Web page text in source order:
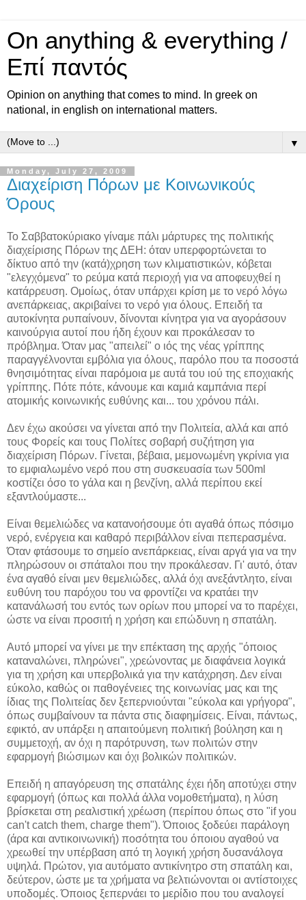
On anything & everything /
Επί παντός
Opinion on anything that comes to mind. In greek on
national, in english on international matters.
▼
Monday, July 27, 2009
Διαχείριση Πόρων με Κοινωνικούς
Όρους
Το Σαββατοκύριακο γίναμε πάλι μάρτυρες της πολιτικής
διαχείρισης Πόρων της ΔΕΗ: όταν υπερφορτώνεται το
δίκτυο από την (κατά)χρηση των κλιματιστικών, κόβεται
"ελεγχόμενα" το ρεύμα κατά περιοχή για να αποφευχθεί η
κατάρρευση. Ομοίως, όταν υπάρχει κρίση με το νερό λόγω
ανεπάρκειας, ακριβαίνει το νερό για όλους. Επειδή τα
αυτοκίνητα ρυπαίνουν, δίνονται κίνητρα για να αγοράσουν
καινούργια αυτοί που ήδη έχουν και προκάλεσαν το
πρόβλημα. Όταν μας "απειλεί" ο ιός της νέας γρίππης
παραγγέλνονται εμβόλια για όλους, παρόλο που τα ποσοστά
θνησιμότητας είναι παρόμοια με αυτά του ιού της εποχιακής
γρίππης. Πότε πότε, κάνουμε και καμιά καμπάνια περί
ατομικής κοινωνικής ευθύνης και... του χρόνου πάλι.
Δεν έχω ακούσει να γίνεται από την Πολιτεία, αλλά και από
τους Φορείς και τους Πολίτες σοβαρή συζήτηση για
διαχείριση Πόρων. Γίνεται, βέβαια, μεμονωμένη γκρίνια για
το εμφιαλωμένο νερό που στη συσκευασία των 500ml
κοστίζει όσο το γάλα και η βενζίνη, αλλά περίπου εκεί
εξαντλούμαστε...
Είναι θεμελιώδες να κατανοήσουμε ότι αγαθά όπως πόσιμο
νερό, ενέργεια και καθαρό περιβάλλον είναι πεπερασμένα.
Όταν φτάσουμε το σημείο ανεπάρκειας, είναι αργά για να την
πληρώσουν οι σπάταλοι που την προκάλεσαν. Γι' αυτό, όταν
ένα αγαθό είναι μεν θεμελιώδες, αλλά όχι ανεξάντλητο, είναι
ευθύνη του παρόχου του να φροντίζει να κρατάει την
κατανάλωσή του εντός των ορίων που μπορεί να το παρέχει,
ώστε να είναι προσιτή η χρήση και επώδυνη η σπατάλη.
Αυτό μπορεί να γίνει με την επέκταση της αρχής "όποιος
καταναλώνει, πληρώνει", χρεώνοντας με διαφάνεια λογικά
για τη χρήση και υπερβολικά για την κατάχρηση. Δεν είναι
εύκολο, καθώς οι παθογένειες της κοινωνίας μας και της
ίδιας της Πολιτείας δεν ξεπερνιούνται "εύκολα και γρήγορα",
όπως συμβαίνουν τα πάντα στις διαφημίσεις. Είναι, πάντως,
εφικτό, αν υπάρξει η απαιτούμενη πολιτική βούληση και η
συμμετοχή, αν όχι η παρότρυνση, των πολιτών στην
εφαρμογή βιώσιμων και όχι βολικών πολιτικών.
Επειδή η απαγόρευση της σπατάλης έχει ήδη αποτύχει στην
εφαρμογή (όπως και πολλά άλλα νομοθετήματα), η λύση
βρίσκεται στη ρεαλιστική χρέωση (περίπου όπως στο "if you
can't catch them, charge them"). Όποιος ξοδεύει παράλογη
(άρα και αντικοινωνική) ποσότητα του όποιου αγαθού να
χρεωθεί την υπέρβαση από τη λογική χρήση δυσανάλογα
υψηλά. Πρώτον, για αυτόματο αντικίνητρο στη σπατάλη και,
δεύτερον, ώστε με τα χρήματα να βελτιώνονται οι αντίστοιχες
υποδομές. Όποιος ξεπερνάει το μερίδιο που του αναλογεί